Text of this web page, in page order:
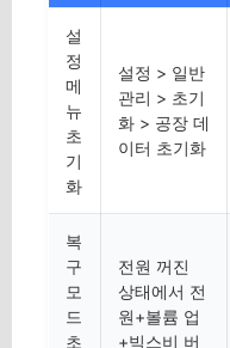
설
정
메
뉴
초
기
화
설정 > 일반
관리 > 초기
화 > 공장 데
이터 초기화
복
구
모
드
초
전원 꺼진
상태에서 전
원+볼륨 업
+빅스비 버